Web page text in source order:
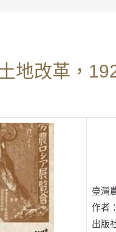
地改革，
臺灣
作者
出版